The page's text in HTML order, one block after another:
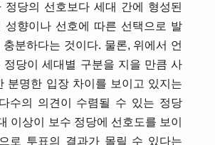
정당의 선호보다 세대 간에 형성된
성향이나 선호에 따른 선택으로 발
분하다는 것이다. 물론, 위에서 언
정당이 세대별 구분을 지을 만큼 사
분명한 입장 차이를 보이고 있지는
수의 의견이 수렴될 수 있는 정당
이상이 보수 정당에 선호도를 보이
로 투표의 결과가 몰릴 수 있다는